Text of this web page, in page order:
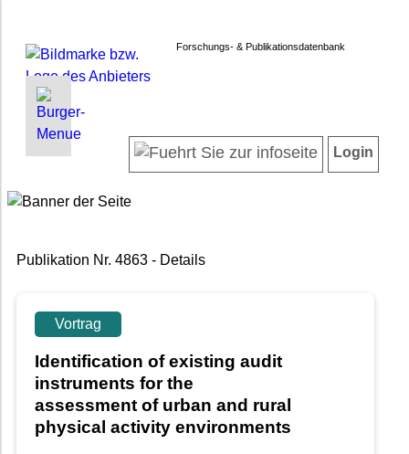
Forschungs- & Publikationsdatenbank
INFORMATIONEN | SUCHEN
Forschendenverzeichnis
Suche in Publikationen
Newsletter
LOGIN
Login
Publikation Nr. 4863 - Details
Vortrag
Identification of existing audit
instruments for the
assessment of urban and rural
physical activity environments